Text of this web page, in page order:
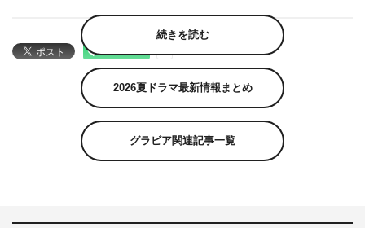
続きを読む
2026夏ドラマ最新情報まとめ
グラビア関連記事一覧